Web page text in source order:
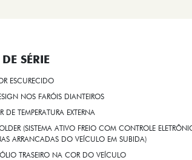
SÉRIE
ESCURECIDO
NOS FARÓIS DIANTEIROS
DE TEMPERATURA EXTERNA
(SISTEMA ATIVO FREIO COM CONTROLE
ARRANCADAS DO VEÍCULO EM SUBIDA)
TRASEIRO NA COR DO VEÍCULO